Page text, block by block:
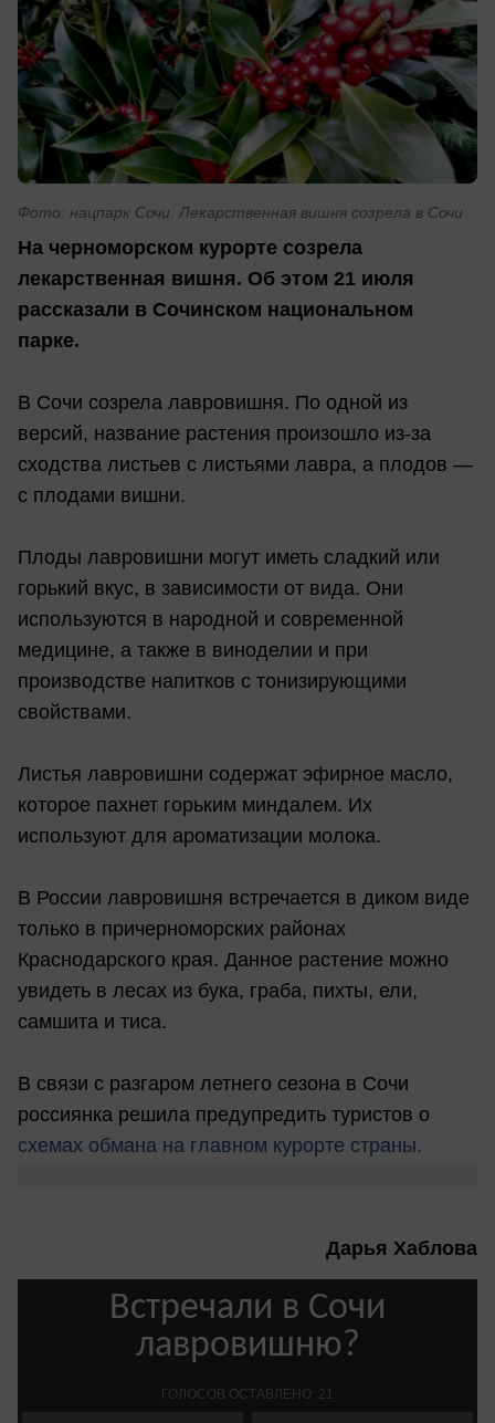
Фото: нацпарк Сочи. Лекарственная вишня созрела в Сочи
На черноморском курорте созрела
лекарственная вишня. Об этом 21 июля
рассказали в Сочинском национальном
парке.
В Сочи созрела лавровишня. По одной из
версий, название растения произошло из-за
сходства листьев с листьями лавра, а плодов —
с плодами вишни.
Плоды лавровишни могут иметь сладкий или
горький вкус, в зависимости от вида. Они
используются в народной и современной
медицине, а также в виноделии и при
производстве напитков с тонизирующими
свойствами.
Листья лавровишни содержат эфирное масло,
которое пахнет горьким миндалем. Их
используют для ароматизации молока.
В России лавровишня встречается в диком виде
только в причерноморских районах
Краснодарского края. Данное растение можно
увидеть в лесах из бука, граба, пихты, ели,
самшита и тиса.
В связи с разгаром летнего сезона в Сочи
россиянка решила предупредить туристов о
схемах обмана на главном курорте страны.
Дарья Хаблова